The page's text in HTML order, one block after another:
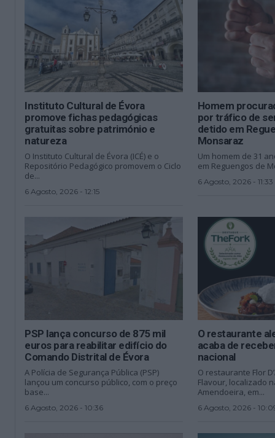
Instituto Cultural de Évora
promove fichas pedagógicas
gratuitas sobre património e
natureza
O Instituto Cultural de Évora (ICÉ) e o
Repositório Pedagógico promovem o Ciclo
de...
6 Agosto, 2026 - 12:15
Homem
por tráfico de
detido em
Monsaraz
Um homem de 31
em Reguengos de
6 Agosto, 2026 - 11:33
PSP lança concurso de 875 mil
euros para reabilitar edifício do
Comando Distrital de Évora
A Polícia de Segurança Pública (PSP)
lançou um concurso público, com o preço
base...
6 Agosto, 2026 - 10:36
O restaurante
acaba de
nacional
O restaurante Flor
Flavour, localizado
Amendoeira, em...
6 Agosto, 2026 -